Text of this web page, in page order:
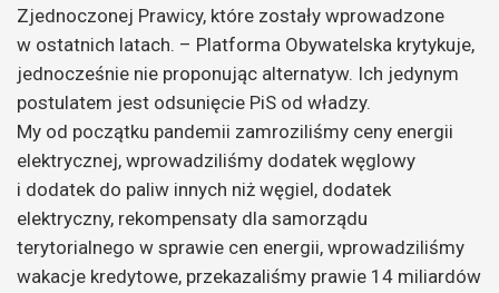
Zjednoczonej Prawicy, które zostały wprowadzone
w ostatnich latach. – Platforma Obywatelska krytykuje,
jednocześnie nie proponując alternatyw. Ich jedynym
postulatem jest odsunięcie PiS od władzy.
My od początku pandemii zamroziliśmy ceny energii
elektrycznej, wprowadziliśmy dodatek węglowy
i dodatek do paliw innych niż węgiel, dodatek
elektryczny, rekompensaty dla samorządu
terytorialnego w sprawie cen energii, wprowadziliśmy
wakacje kredytowe, przekazaliśmy prawie 14 miliardów